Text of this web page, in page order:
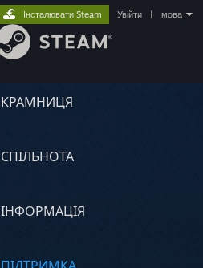
КРАМНИЦЯ
СПІЛЬНОТА
ІНФОРМАЦІЯ
Інсталювати Steam Увійти мова